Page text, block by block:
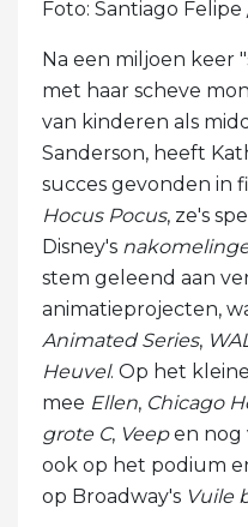
Foto: Santiago
Na een miljoen keer
met haar scheve
van kinderen als
Sanderson, heeft
succes gevonden in
Hocus Pocus, ze's
Disney's
stem geleend aan
animatieprojecten,
Animated Series,
Heuvel. Op het
mee Ellen, Chicago
grote C, Veepen nog
ook op het podium
op Broadway's Vuile